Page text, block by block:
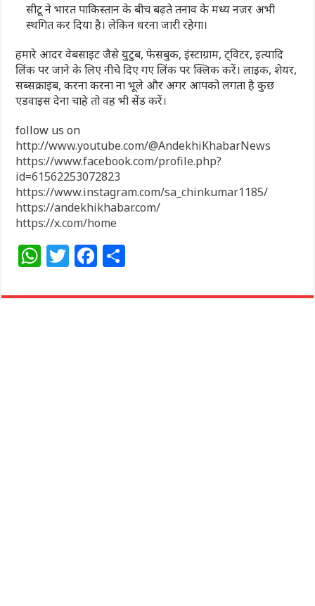
सीटू ने भारत पाकिस्तान के बीच बढ़ते तनाव के मध्य नजर अभी
स्थगित कर दिया है। लेकिन धरना जारी रहेगा।
हमारे आदर वेबसाइट जैसे युटुब, फेसबुक, इंस्टाग्राम, ट्विटर, इत्यादि
लिंक पर जाने के लिए नीचे दिए गए लिंक पर क्लिक करें। लाइक, शेयर,
सब्सक्राइब, करना करना ना भूले और अगर आपको लगता है कुछ
एडवाइस देना चाहे तो वह भी सेंड करें।
follow us on
http://www.youtube.com/@AndekhiKhabarNews
https://www.facebook.com/profile.php?
id=61562253072823
https://www.instagram.com/sa_chinkumar1185/
https://andekhikhabar.com/
https://x.com/home
W
at
T
itt
F
c ar